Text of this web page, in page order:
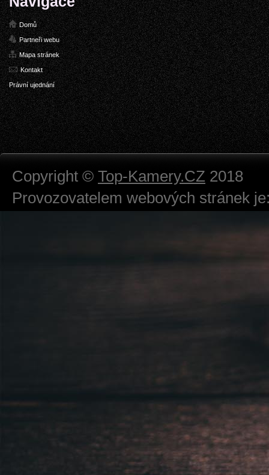
Domů
Partneři webu
Mapa stránek
Kontakt
Právní ujednání
Copyright © Top-Kamery.CZ 2018
Provozovatelem webových stránek
Městský soud v Praze spisová